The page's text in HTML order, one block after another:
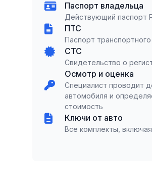
Паспорт владельца
Действующий паспорт
ПТС
Паспорт
СТС
Свидетельство о
Осмотр и оценка
Специалист проводит
автомобиля и
стоимость
Ключи от авто
Все комплекты,